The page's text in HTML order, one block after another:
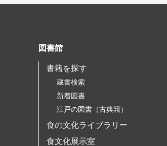
図書館
書籍を探す
蔵書検索
新着図書
江戸の図書（古典籍）
食の文化ライブラリー
食文化展示室